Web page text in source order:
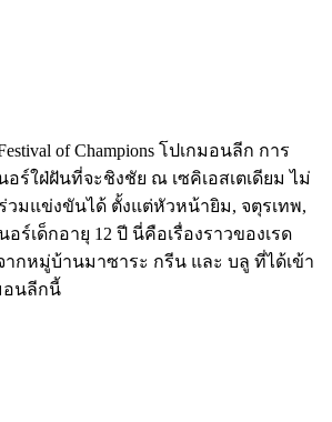
of Champions โปเกมอนลีก การ
อร์ใฝ่ฝันที่จะชิงชัย ณ เซคิเอสเตเดียม ไม่
วมแข่งขันได้ ตั้งแต่หัวหน้ายิม, จตุรเทพ,
ร์เด็กอายุ 12 ปี นี่คือเรื่องราวของเรด
ากหมู่บ้านมาซาระ กรีน และ บลู ที่ได้เข้า
อนลีกนี้